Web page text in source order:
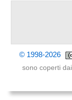
© 1998-2026
sono coperti